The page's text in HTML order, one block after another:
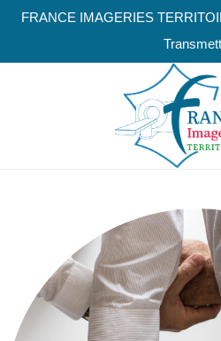
FRANCE IMAGERIES